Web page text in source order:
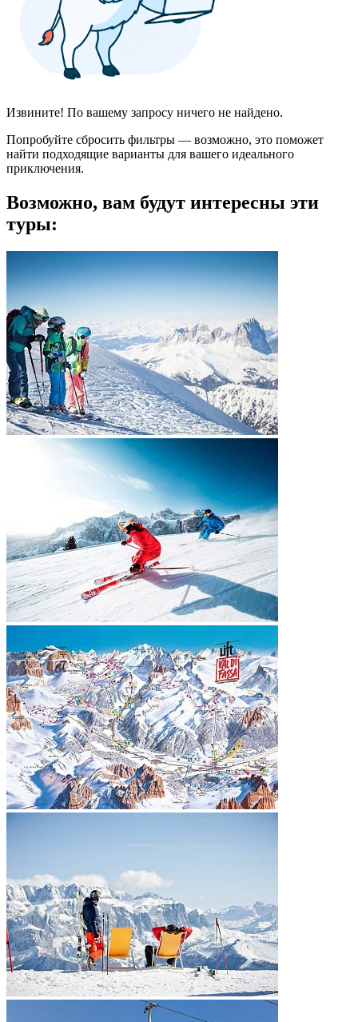
Извините! По вашему запросу ничего не найдено.
Попробуйте сбросить фильтры — возможно, это поможет
найти подходящие варианты для вашего идеального
приключения.
Возможно, вам будут интересны эти
туры: